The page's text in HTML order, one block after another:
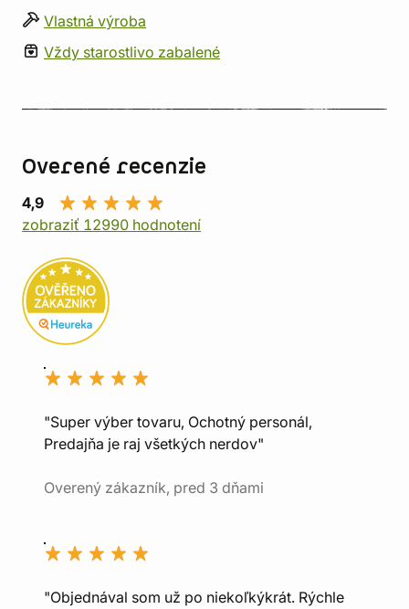
Vlastná výroba
Vždy starostlivo zabalené
Overené recenzie
4,9
zobraziť 12990 hodnotení
"Super výber tovaru, Ochotný personál,
Predajňa je raj všetkých nerdov"
Overený zákazník, pred 3 dňami
"Objednával som už po niekoľkýkrát. Rýchle